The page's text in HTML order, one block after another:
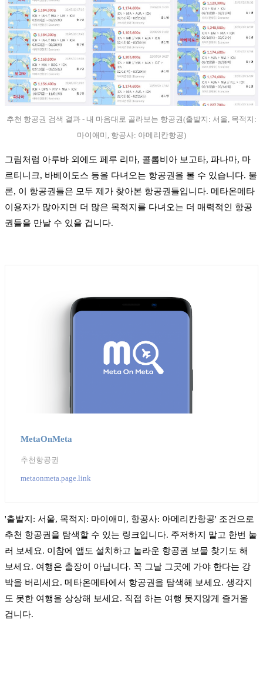
추천 항공권 검색 결과 - 내 마음대로 골라보는 항공권(출발지: 서울, 목적지:
마이애미, 항공사: 아메리칸항공)
그림처럼 아루바 외에도 페루 리마, 콜롬비아 보고타, 파나마, 마
르티니크, 바베이도스 등을 다녀오는 항공권을 볼 수 있습니다. 물
론, 이 항공권들은 모두 제가 찾아본 항공권들입니다. 메타온메타
이용자가 많아지면 더 많은 목적지를 다녀오는 더 매력적인 항공
권들을 만날 수 있을 겁니다.
MetaOnMeta
추천항공권
metaonmeta.page.link
'출발지: 서울, 목적지: 마이애미, 항공사: 아메리칸항공' 조건으로
추천 항공권을 탐색할 수 있는 링크입니다. 주저하지 말고 한번 눌
러 보세요. 이참에 앱도 설치하고 놀라운 항공권 보물 찾기도 해
보세요. 여행은 출장이 아닙니다. 꼭 그날 그곳에 가야 한다는 강
박을 버리세요. 메타온메타에서 항공권을 탐색해 보세요. 생각지
도 못한 여행을 상상해 보세요. 직접 하는 여행 못지않게 즐거울
겁니다.